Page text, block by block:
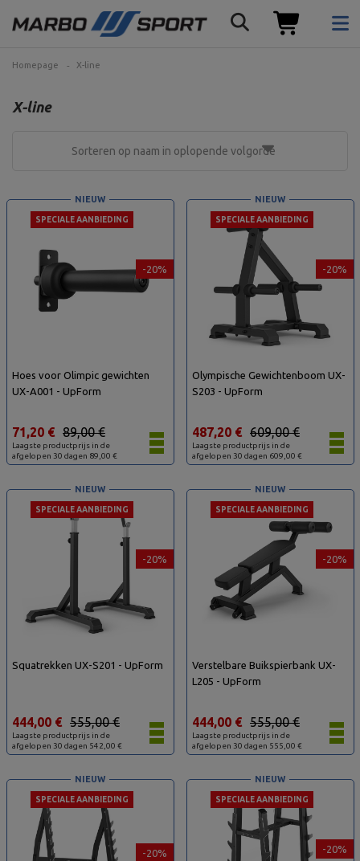
Homepage X-line
X-line
Sorteren op naam in oplopende volgorde
-20%
SPECIALE AANBIEDING
NIEUW
Hoes voor Olimpic gewichten
UX-A001 - UpForm
Laagste productprijs in de
afgelopen 30 dagen 89,00 €
89,00 €
71,20 €
-20%
SPECIALE AANBIEDING
NIEUW
Olympische Gewichtenboom UX-
S203 - UpForm
Laagste productprijs in de
afgelopen 30 dagen 609,00 €
609,00 €
487,20 €
-20%
SPECIALE AANBIEDING
NIEUW
Squatrekken UX-S201 - UpForm
Laagste productprijs in de
afgelopen 30 dagen 542,00 €
555,00 €
444,00 €
-20%
SPECIALE AANBIEDING
NIEUW
Verstelbare Buikspierbank UX-
L205 - UpForm
Laagste productprijs in de
afgelopen 30 dagen 555,00 €
555,00 €
444,00 €
-20%
SPECIALE AANBIEDING
NIEUW
-20%
SPECIALE AANBIEDING
NIEUW